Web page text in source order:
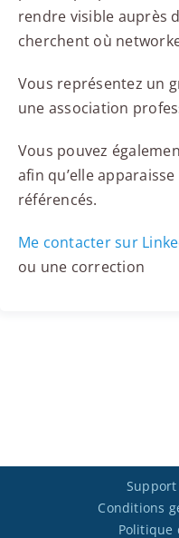
rendre visible auprès
cherchent où
Vous représentez un
une association
Vous pouvez
afin qu’elle
référencés.
Me contacter sur
ou une correction
Support
Conditions
Politique